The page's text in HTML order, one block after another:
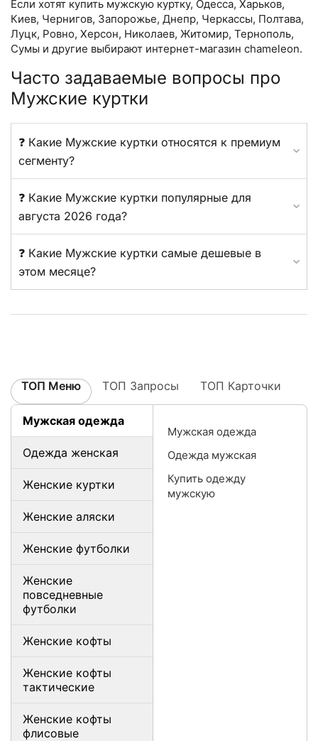
Если хотят купить мужскую куртку, Одесса, Харьков,
Киев, Чернигов, Запорожье, Днепр, Черкассы, Полтава,
Луцк, Ровно, Херсон, Николаев, Житомир, Тернополь,
Сумы и другие выбирают интернет-магазин chameleon.
Часто задаваемые вопросы про
Мужские куртки
❓ Какие Мужские куртки относятся к премиум
сегменту?
❓ Какие Мужские куртки популярные для
августа 2026 года?
❓ Какие Мужские куртки самые дешевые в
этом месяце?
ТОП Меню ТОП Запросы ТОП Карточки
Мужская одежда
Одежда женская
Женские куртки
Женские аляски
Женские футболки
Женские
повседневные
футболки
Женские кофты
Женские кофты
тактические
Женские кофты
флисовые
Мужская одежда
Одежда мужская
Купить одежду
мужскую